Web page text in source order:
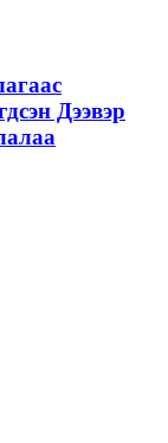
Дээвэр